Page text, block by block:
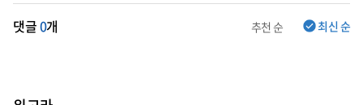
댓글0개 추천 순 최신 순